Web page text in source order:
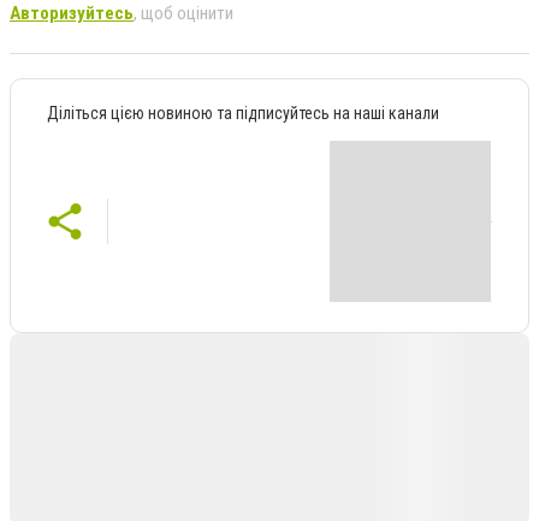
Авторизуйтесь, щоб оцінити
Діліться цією новиною та підписуйтесь на наші канали